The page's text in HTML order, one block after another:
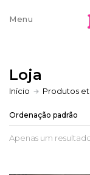
Loja
Início Produtos
Apenas um